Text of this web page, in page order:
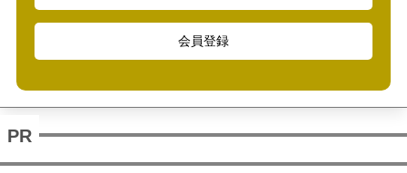
会員登録